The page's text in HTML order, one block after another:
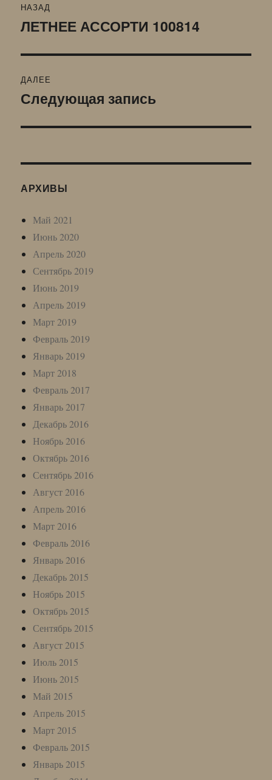
по
НАЗАД
Предыдущая
ЛЕТНЕЕ АССОРТИ 100814
ДАЛЕЕ
Следующая
Следующая запись
АРХИВЫ
Май 2021
Июнь 2020
Апрель 2020
Сентябрь 2019
Июнь 2019
Апрель 2019
Март 2019
Февраль 2019
Январь 2019
Март 2018
Февраль 2017
Январь 2017
Декабрь 2016
Ноябрь 2016
Октябрь 2016
Сентябрь 2016
Август 2016
Апрель 2016
Март 2016
Февраль 2016
Январь 2016
Декабрь 2015
Ноябрь 2015
Октябрь 2015
Сентябрь 2015
Август 2015
Июль 2015
Июнь 2015
Май 2015
Апрель 2015
Март 2015
Февраль 2015
Январь 2015